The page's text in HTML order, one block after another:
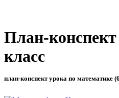
План-
класс
план-конспект урока по математике